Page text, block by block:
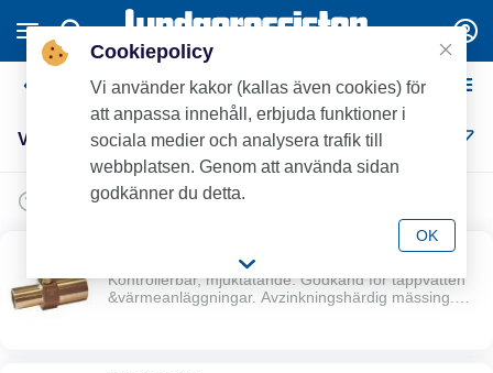
Vattenmätare & tillbehör
Vattenmätare & tillbehör (20)
Kontrollerbar, mjuktätande. Godkänd för tappvatten
&värmeanläggningar. Avzinkningshärdig mässing.
Cookiepolicy
Vi använder kakor (kallas även cookies) för
att anpassa innehåll, erbjuda funktioner i
sociala medier och analysera trafik till
webbplatsen. Genom att använda sidan
godkänner du detta.
OK